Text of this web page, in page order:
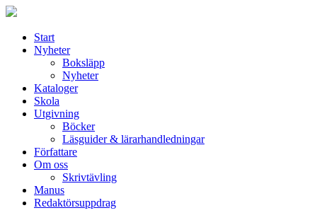
Start
Nyheter
Boksläpp
Nyheter
Kataloger
Skola
Utgivning
Böcker
Läsguider & lärarhandledningar
Författare
Om oss
Skrivtävling
Manus
Redaktörsuppdrag